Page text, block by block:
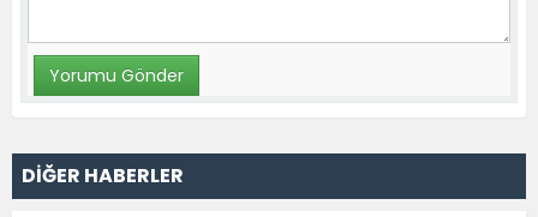
DİĞER HABERLER